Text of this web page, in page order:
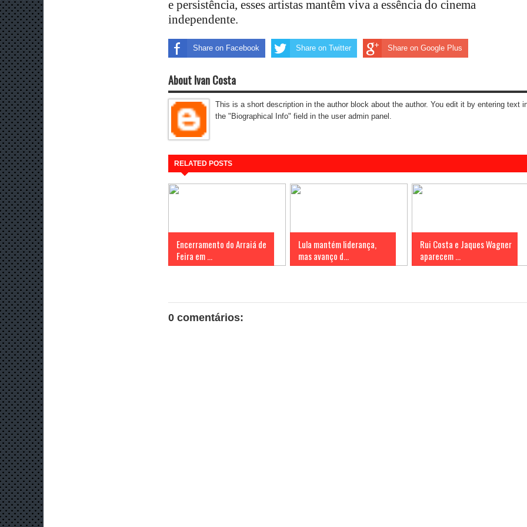
e persistência, esses artistas mantêm viva a essência do cinema
independente.
Share on Facebook Share on Twitter Share on Google Plus
About Ivan Costa
This is a short description in the author block about the author. You edit it by entering text
the "Biographical Info" field in the user admin panel.
RELATED POSTS
Encerramento do Arraiá de
Feira em ...
Lula mantém liderança,
mas avanço d...
Rui Costa e Jaques Wagner
aparecem ...
0 comentários: